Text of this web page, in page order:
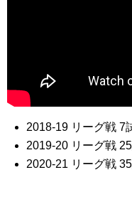
2018-19 リーグ戦 7
2019-20 リーグ戦
2020-21 リーグ戦